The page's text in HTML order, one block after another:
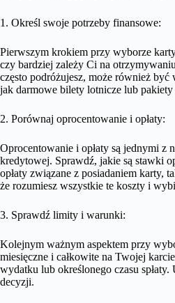
1. Określ swoje potrzeby finansowe:
Pierwszym krokiem przy wyborze
czy bardziej zależy Ci na
często podróżujesz, może również
jak darmowe bilety lotnicze lub pakiety
2. Porównaj oprocentowanie i opłaty:
Oprocentowanie i opłaty są jednymi
kredytowej. Sprawdź, jakie są stawki
opłaty związane z posiadaniem karty,
że rozumiesz wszystkie te koszty i
3. Sprawdź limity i warunki:
Kolejnym ważnym aspektem przy
miesięczne i całkowite na Twojej
wydatku lub określonego czasu
decyzji.